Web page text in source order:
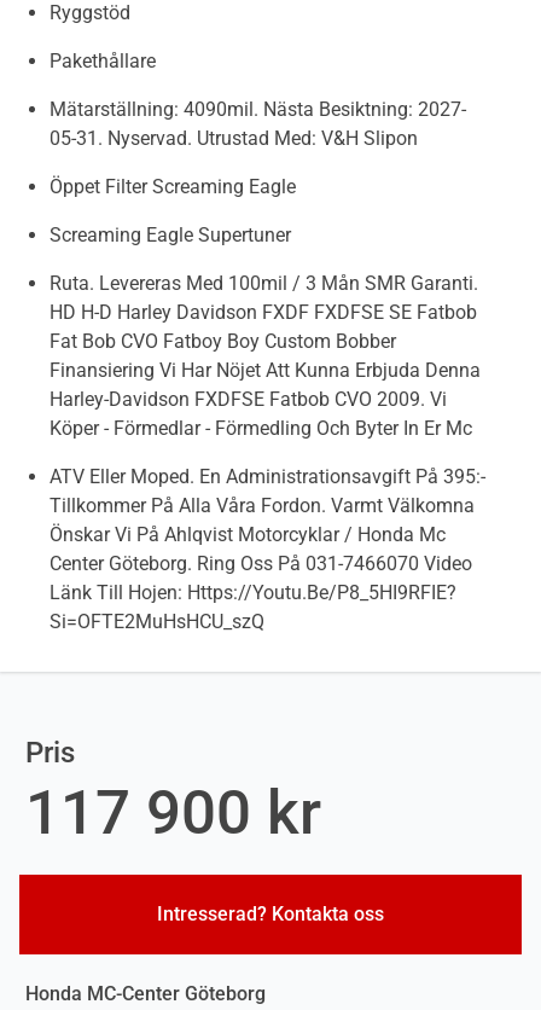
Ryggstöd
Pakethållare
Mätarställning: 4090mil. Nästa Besiktning: 2027-
05-31. Nyservad. Utrustad Med: V&H Slipon
Öppet Filter Screaming Eagle
Screaming Eagle Supertuner
Ruta. Levereras Med 100mil / 3 Mån SMR Garanti.
HD H-D Harley Davidson FXDF FXDFSE SE Fatbob
Fat Bob CVO Fatboy Boy Custom Bobber
Finansiering Vi Har Nöjet Att Kunna Erbjuda Denna
Harley-Davidson FXDFSE Fatbob CVO 2009. Vi
Köper - Förmedlar - Förmedling Och Byter In Er Mc
ATV Eller Moped. En Administrationsavgift På 395:-
Tillkommer På Alla Våra Fordon. Varmt Välkomna
Önskar Vi På Ahlqvist Motorcyklar / Honda Mc
Center Göteborg. Ring Oss På 031-7466070 Video
Länk Till Hojen: Https://youtu.be/P8_5HI9RFIE?
Si=OFTE2MuHsHCU_szQ
Pris
117 900 kr
Intresserad? Kontakta oss
Honda MC-Center Göteborg